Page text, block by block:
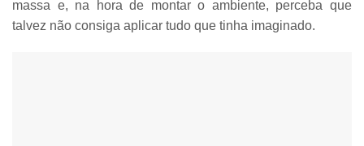
massa e, na hora de montar o ambiente, perceba que
talvez não consiga aplicar tudo que tinha imaginado.